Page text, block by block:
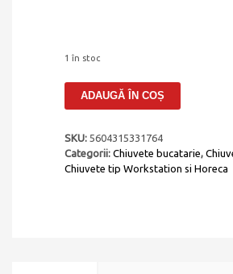
1 în stoc
Cantitate
bucatarie
compozit
ceramic
ADAUGĂ ÎN COȘ
SKU: 5604315331764
Categorii: Chiuvete bucatarie,
Chiuvete tip Workstation si Horeca